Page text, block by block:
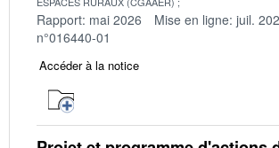
Rapport: mai 2026 Mise en ligne: juil.
n°016440-01
Accéder à la notice